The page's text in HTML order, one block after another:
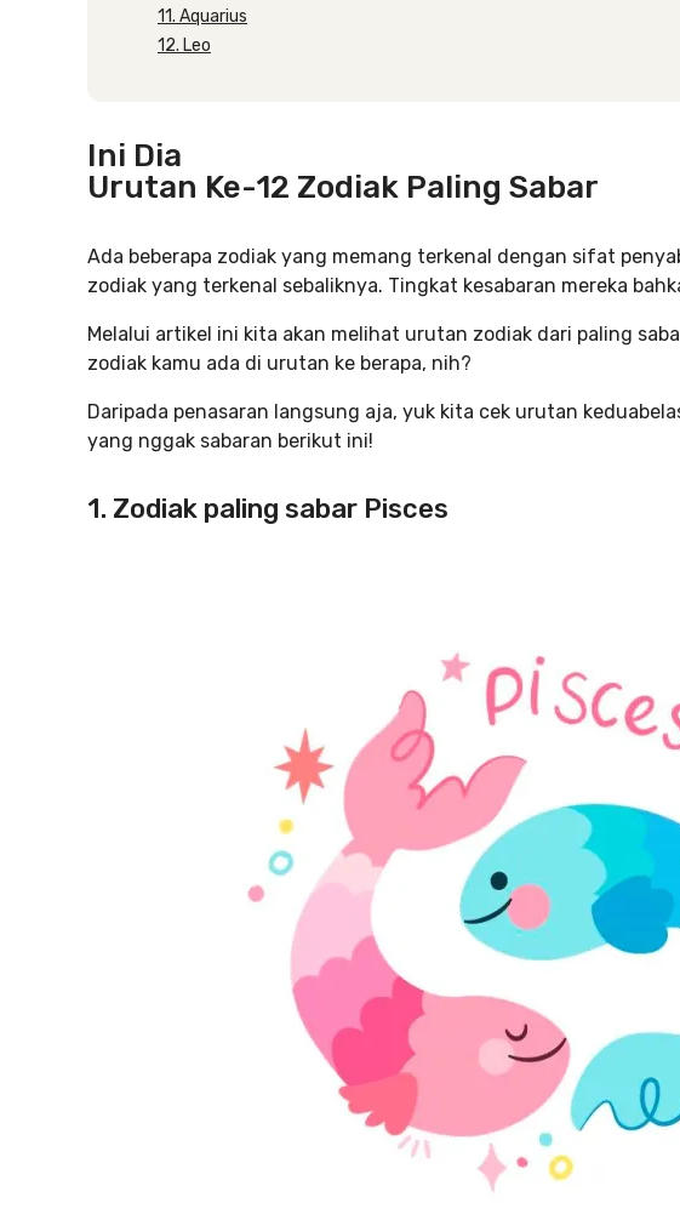
11. Aquarius
12. Leo
Ini Dia
Urutan Ke-12 Zodiak Paling Sabar
Ada beberapa zodiak yang memang terkenal dengan sifat
zodiak yang terkenal sebaliknya. Tingkat kesabaran mereka
Melalui artikel ini kita akan melihat urutan zodiak dari paling
zodiak kamu ada di urutan ke berapa, nih?
Daripada penasaran langsung aja, yuk kita cek urutan
yang nggak sabaran berikut ini!
1. Zodiak paling sabar Pisces